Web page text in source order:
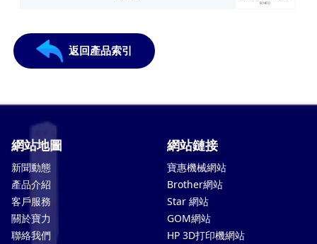
返回產品索引
網站地圖
新聞動態
產品介紹
客戶服務
關於寶力
聯絡我們
網站鏈接
寶惠機械網站
Brother網站
Star 網站
GOM網站
HP 3D打印機網站